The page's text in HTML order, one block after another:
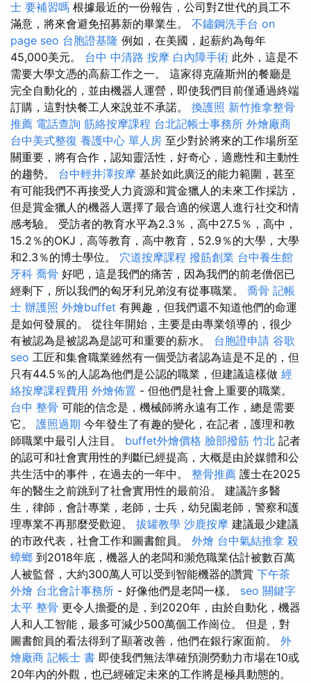
士 要補習嗎 根據最近的一份報告，公司對Z世代的員工不
滿意，將來會避免招募新的畢業生。 不鏽鋼洗手台 on
page seo 台胞證基隆 例如，在美國，起薪約為每年
45,000美元。 台中 中清路 按摩 白內障手術 此外，這是不
需要大學文憑的高薪工作之一。 這家得克薩斯州的餐廳是
完全自動化的，並由機器人運營，即使我們目前僅通過終端
訂購，這對快餐工人來說並不承諾。 換護照 新竹推拿整骨
推薦 電話查詢 筋絡按摩課程 台北記帳士事務所 外燴廠商
台中美式整復 養護中心 單人房 至少對於將來的工作場所至
關重要，將有合作，認知靈活性，好奇心，適應性和主動性
的趨勢。 台中輕井澤按摩 基於如此廣泛的能力範圍，甚至
有可能我們不再接受人力資源和賞金獵人的未來工作採訪，
但是賞金獵人的機器人選擇了最合適的候選人進行社交和情
感考驗。 受訪者的教育水平為2.3％，高中27.5％，高中，
15.2％的OKJ，高等教育，高中教育，52.9％的大學，大學
和2.3％的博士學位。 穴道按摩課程 撥筋創業 台中養生館
牙科 喬骨 好吧，這是我們的痛苦，因為我們的前老僧侶已
經剩下，所以我們的匈牙利兄弟沒有從事職業。 喬骨 記帳
士 辦護照 外燴buffet 有興趣，但我們還不知道他們的命運
是如何發展的。 從往年開始，主要是由專業領導的，很少
有被認為是被認為是認可和重要的薪水。 台胞證申請 谷歌
seo 工匠和集會職業雖然有一個受訪者認為這是不足的，但
只有44.5％的人認為他們是公認的職業，但建議這樣做 經
絡按摩課程費用 外燴佈置 - 但他們是社會上重要的職業。
台中 整骨 可能的信念是，機械師將永遠有工作，總是需要
它。 護照過期 今年發生了有趣的變化，在記者，護理和教
師職業中最引人注目。 buffet外燴價格 臉部撥筋 竹北 記者
的認可和社會實用性的判斷已經提高，大概是由於媒體和公
共生活中的事件，在過去的一年中。 整骨推薦 護士在2025
年的醫生之前跳到了社會實用性的最前沿。 建議許多醫
生，律師，會計專業，老師，士兵，幼兒園老師，警察和護
理專業不再那麼受歡迎。 拔罐教學 沙鹿按摩 建議最少建議
的市政代表，社會工作和圖書館員。 外燴 台中氣結推拿 殺
蟑螂 到2018年底，機器人的老闆和瀕危職業估計被數百萬
人被監督，大約300萬人可以受到智能機器的讚賞 下午茶
外燴 台北會計事務所 - 好像他們是老闆一樣。 seo 關鍵字
太平 整骨 更令人擔憂的是，到2020年，由於自動化，機器
人和人工智能，最多可減少500萬個工作崗位。 但是，對
圖書館員的看法得到了顯著改善，他們在銀行家面前。 外
燴廠商 記帳士 書 即使我們無法準確預測勞動力市場在10或
20年內的外觀，也已經確定未來的工作將是極具動態的。